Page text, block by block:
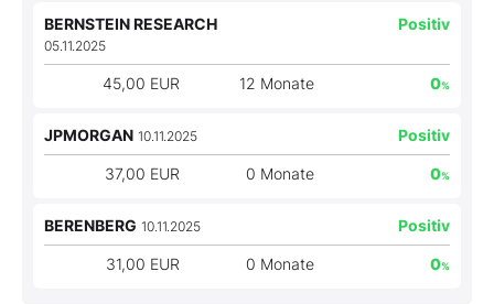
BERNSTEIN RESEARCH
05.11.2025
Positiv
45,00 EUR 12 Monate 0%
JPMORGAN 10.11.2025 Positiv
37,00 EUR 0 Monate 0%
BERENBERG 10.11.2025 Positiv
31,00 EUR 0 Monate 0%